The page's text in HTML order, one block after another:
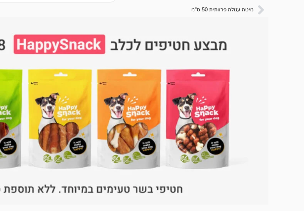
מיטה עגולה פרוותית 50 ס"מ